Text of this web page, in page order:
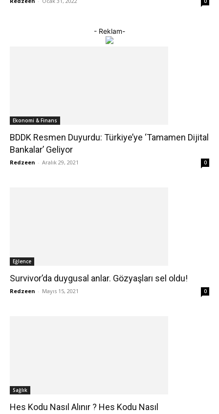
- Reklam-
Ekonomi & Finans
BDDK Resmen Duyurdu: Türkiye’ye ‘Tamamen Dijital
Bankalar’ Geliyor
Redzeen - Aralık 29, 2021 0
Eğlence
Survivor’da duygusal anlar. Gözyaşları sel oldu!
Redzeen - Mayıs 15, 2021 0
Sağlık
Hes Kodu Nasıl Alınır ? Hes Kodu Nasıl